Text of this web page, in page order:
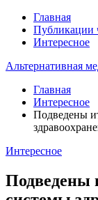
Главная
Публикации
Интересное
Альтернативная
Главная
Интересное
Подведены
Интересное
Подведены